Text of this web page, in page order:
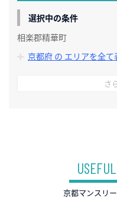
選択中の条件
相楽郡精華町
京都府 の エリアを全て
さ
京都マンスリ